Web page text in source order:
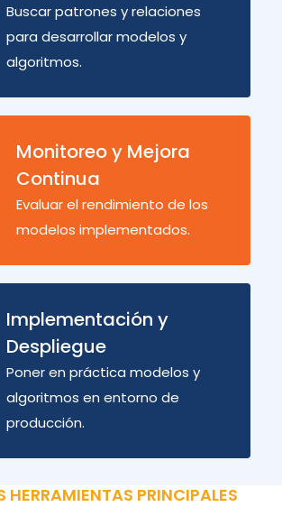
Buscar patrones y relaciones
para desarrollar modelos y
algoritmos.
Monitoreo y Mejora
Continua
Evaluar el rendimiento de los
modelos implementados.
Implementación y
Despliegue
Poner en práctica modelos y
algoritmos en entorno de
producción.
HERRAMIENTAS PRINCIPALES